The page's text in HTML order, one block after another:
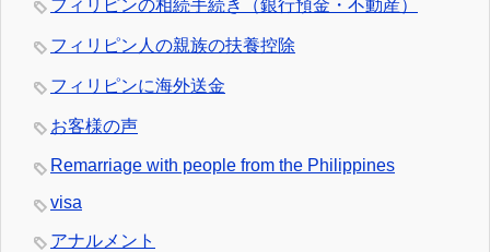
フィリピンの相続手続き（銀行預金・不動産）
フィリピン人の親族の扶養控除
フィリピンに海外送金
お客様の声
Remarriage with people from the Philippines
visa
アナルメント